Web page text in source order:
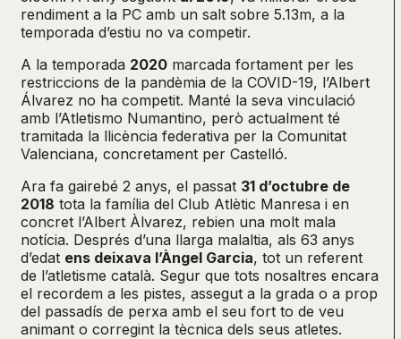
rendiment a la PC amb un salt sobre 5.13m, a la
temporada d’estiu no va competir.
A la temporada 2020 marcada fortament per les
restriccions de la pandèmia de la COVID-19, l’Albert
Álvarez no ha competit. Manté la seva vinculació
amb l’Atletismo Numantino, però actualment té
tramitada la llicència federativa per la Comunitat
Valenciana, concretament per Castelló.
Ara fa gairebé 2 anys, el passat 31 d’octubre de
2018 tota la família del Club Atlètic Manresa i en
concret l’Albert Àlvarez, rebien una molt mala
notícia. Després d’una llarga malaltia, als 63 anys
d’edat ens deixava l’Àngel Garcia, tot un referent
de l’atletisme català. Segur que tots nosaltres encara
el recordem a les pistes, assegut a la grada o a prop
del passadís de perxa amb el seu fort to de veu
animant o corregint la tècnica dels seus atletes.